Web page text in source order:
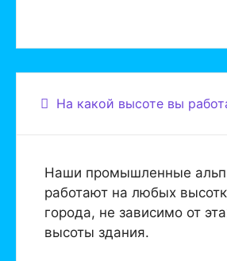
На какой высоте вы
Наши промышленные
работают на любых
города, не зависимо от
высоты здания.